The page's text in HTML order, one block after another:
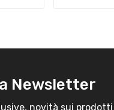
Newsletter
novità sui